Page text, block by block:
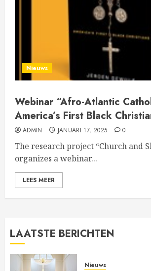
Nieuws
Webinar “Afro-Atlantic
America’s First Black
ADMIN JANUARI 17, 2025 0
The research project “Church and
organizes a webinar...
LEES MEER
LAATSTE BERICHTEN
Nieuws